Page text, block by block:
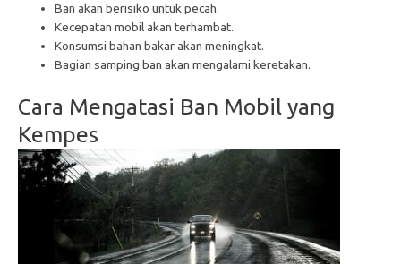
Ban akan berisiko untuk pecah.
Kecepatan mobil akan terhambat.
Konsumsi bahan bakar akan meningkat.
Bagian samping ban akan mengalami keretakan.
Cara Mengatasi Ban Mobil yang
Kempes